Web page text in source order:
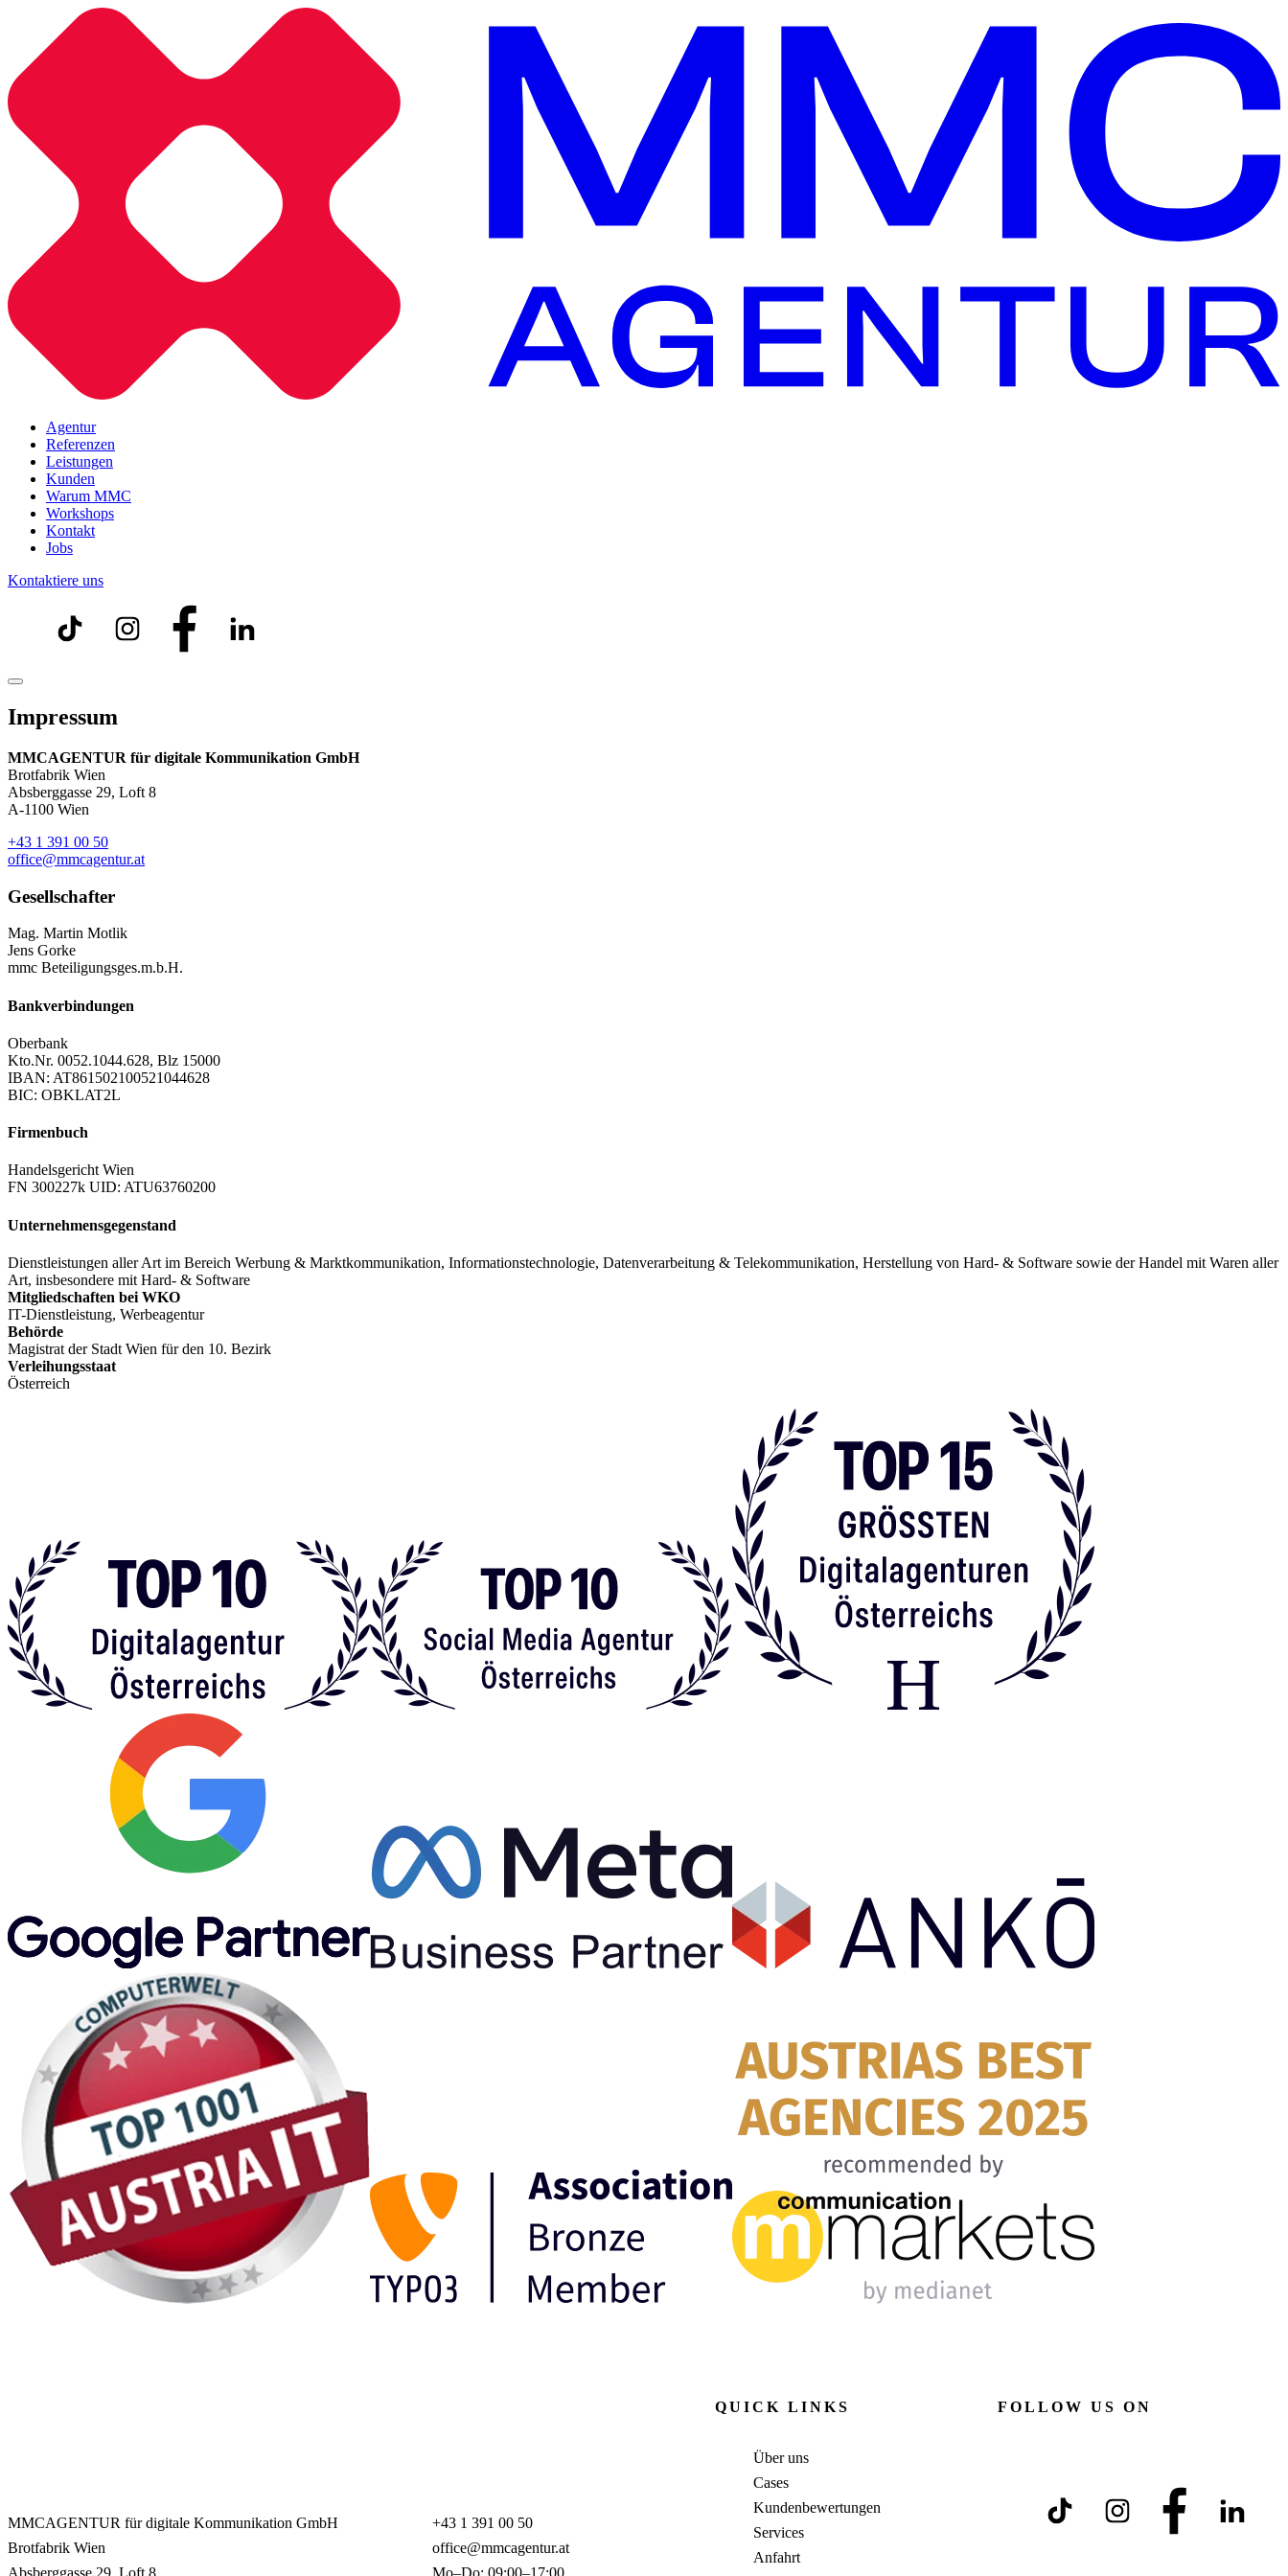
Agentur
Referenzen
Leistungen
Kunden
Warum MMC
Workshops
Kontakt
Jobs
Kontaktiere uns
Impressum
MMCAGENTUR für digitale Kommunikation GmbH
Brotfabrik Wien
Absberggasse 29, Loft 8
A-1100 Wien
+43 1 391 00 50
office@mmcagentur.at
Gesellschafter
Mag. Martin Motlik
Jens Gorke
mmc Beteiligungsges.m.b.H.
Bankverbindungen
Oberbank
Kto.Nr. 0052.1044.628, Blz 15000
IBAN: AT861502100521044628
BIC: OBKLAT2L
Firmenbuch
Handelsgericht Wien
FN 300227k UID: ATU63760200
Unternehmensgegenstand
Dienstleistungen aller Art im Bereich Werbung & Marktkommunikation, Informationstechnologie, Datenverarbeitung & Telekommunikation, Herstellung von Hard- & Software sowie der Handel mit Waren aller
Art, insbesondere mit Hard- & Software
Mitgliedschaften bei WKO
IT-Dienstleistung, Werbeagentur
Behörde
Magistrat der Stadt Wien für den 10. Bezirk
Verleihungsstaat
Österreich
MMCAGENTUR für digitale Kommunikation GmbH
Brotfabrik Wien
Absberggasse 29, Loft 8
+43 1 391 00 50
office@mmcagentur.at
Mo–Do: 09:00–17:00,
QUICK LINKS
Über uns
Cases
Kundenbewertungen
Services
Anfahrt
FOLLOW US ON